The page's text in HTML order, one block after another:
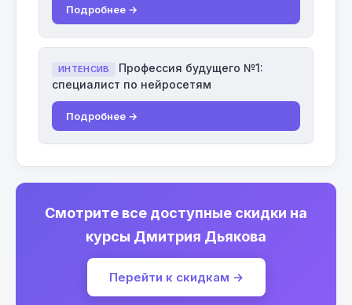
Подробнее →
ИНТЕНСИВ
Профессия будущего №1:
специалист по нейросетям
Подробнее →
Смотрите все доступные скидки на
курсы Дмитрия Дьякова
Перейти к скидкам →